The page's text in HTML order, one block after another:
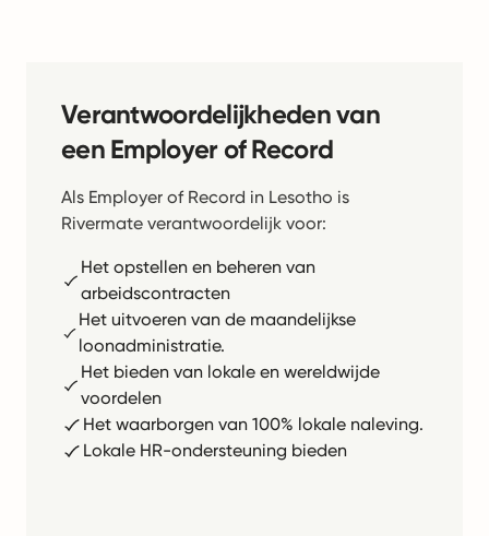
Verantwoordelijkheden van
een Employer of Record
Als Employer of Record in Lesotho is
Rivermate verantwoordelijk voor:
Het opstellen en beheren van
arbeidscontracten
Het uitvoeren van de maandelijkse
loonadministratie.
Het bieden van lokale en wereldwijde
voordelen
Het waarborgen van 100% lokale naleving.
Lokale HR-ondersteuning bieden